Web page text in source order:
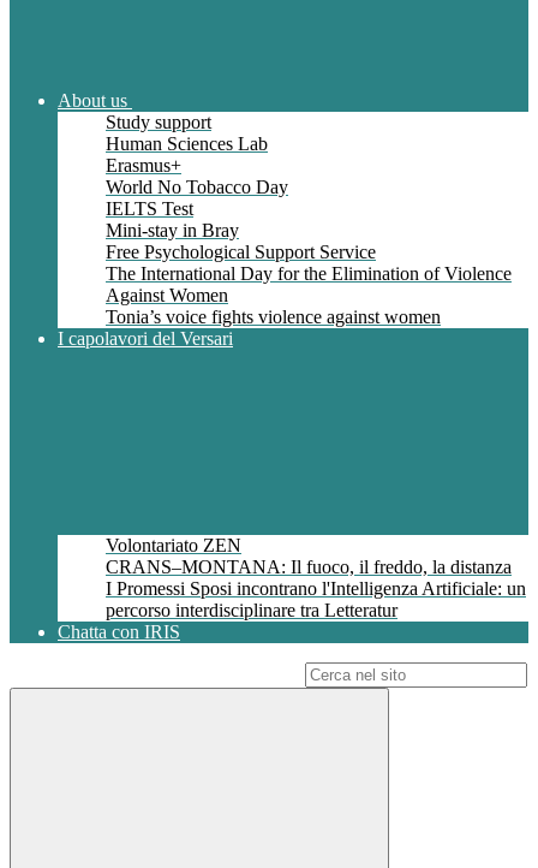
About us
Study support
Human Sciences Lab
Erasmus+
World No Tobacco Day
IELTS Test
Mini-stay in Bray
Free Psychological Support Service
The International Day for the Elimination of Violence
Against Women
Tonia’s voice fights violence against women
I capolavori del Versari
Volontariato ZEN
CRANS–MONTANA: Il fuoco, il freddo, la distanza
I Promessi Sposi incontrano l'Intelligenza Artificiale: un
percorso interdisciplinare tra Letteratur
Chatta con IRIS